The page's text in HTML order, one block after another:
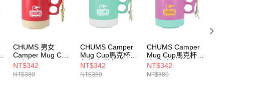
CHUMS 男女
Camper Mug Cup
馬克杯(250ML)
CH621244R103
NT$342
NT$380
CHUMS Camper
Mug Cup馬克杯
薄荷綠/淺灰
CH621244M121
NT$342
NT$380
CHUMS Camper
Mug Cup馬克杯
紫/薄荷綠
CH621244P031
NT$342
NT$380